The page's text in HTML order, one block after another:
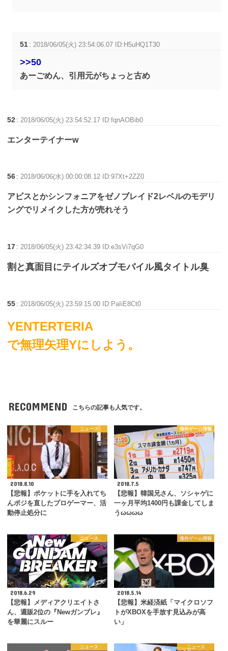
51 :2018/06/05(火) 23:54:06.07 ID:H5uHQ1T30
>>50
あーごめん、引用元がちょっと古め
52 :2018/06/05(火) 23:54:52.17 ID:fqnAOBib0
エンターテイナーw
56 :2018/06/06(水) 00:00:08.12 ID:97Xt+2ZZ0
アビスとかシンフォニアをゼノブレイド2レベルのモデリ
ングでリメイクした方が売れそう
17 : 2018/06/05(火) 23:42:34.39 ID:e3sVi7qG0
割と真面目にテイルズオブモバイル風タイトル臭
55 : 2018/06/05(火) 23:59:15.00 ID:PaIiE8Ct0
YENTERTERIA
で無理矢理Yにしよう。
RECOMMEND こちらの記事も人気です。
ニュース
2018.8.10
【悲報】ポケットに手を入れてち
んポジを直したプロゲーマー、活
動停止処分に
海外ゲーム情報
2018.7.5
【悲報】韓国兄さん、ソシャゲに
一ヶ月平均1400円も課金してしま
うωωωω
ニュース
2018.6.29
【悲報】メディアクリエイトさ
ん、週販2位の『Newガンブレ』
を華麗にスルー
海外ゲーム情報
2018.5.14
【悲報】米経済紙「マイクロソフ
トがXBOXを手放す見込みが高
い」
ニュース ニュース